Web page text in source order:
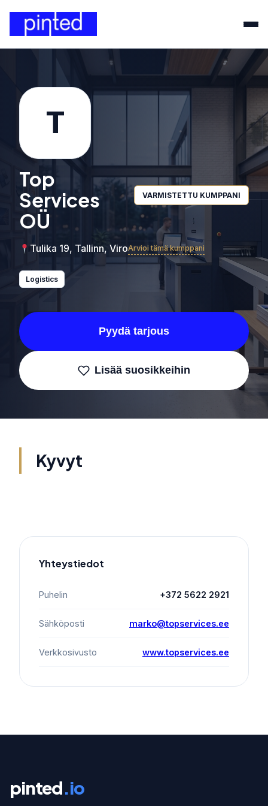
T
Top
Services
OÜ
VARMISTETTU KUMPPANI
Tulika 19, Tallinn, ViroArvioi tämä kumppani
Logistics
Pyydä tarjous
Lisää suosikkeihin
Kyvyt
Yhteystiedot
Puhelin +372 5622 2921
Sähköposti marko@topservices.ee
Verkkosivusto www.topservices.ee
pinted.io